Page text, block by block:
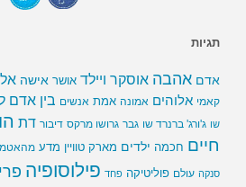
תגיות
אדם אהבה אוסקר ויילד אושר אישה
קאמי אלוהים אמונה אמת אנשים בין אדם
שו ג'ורג' ברנרד שו גבר גרושו מרקס דיבור דת
חיים חכמה ילדים מארק טוויין מדע
סנקה עולם פוליטיקה פחד פילוסופיה